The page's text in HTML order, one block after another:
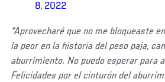
8, 2022
“Aprovecharé que no me bloqueaste
la peor en la historia del peso paja,
aburrimiento. No puedo esperar para
Felicidades por el cinturón del